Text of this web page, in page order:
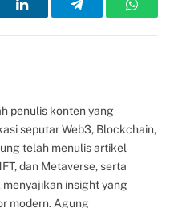
LinkedInTelegram
penulis konten yang
seputar Web3, Blockchain,
telah menulis artikel
dan Metaverse, serta
insight yang
modern. Agung